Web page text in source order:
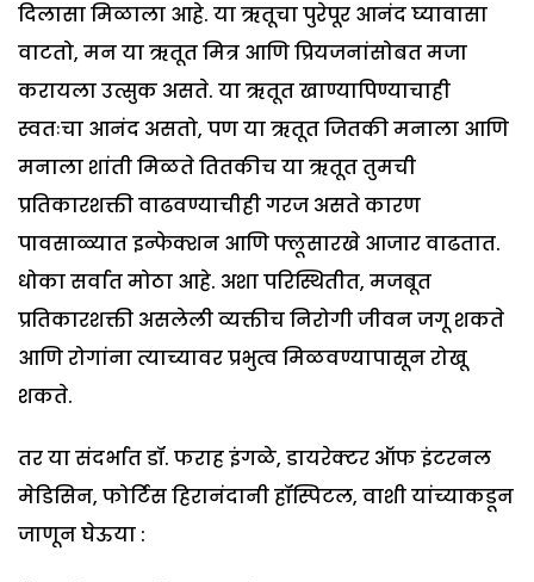
दिलासा मिळाला आहे. या ऋतूचा पुरेपूर आनंद घ्यावासा
वाटतो, मन या ऋतूत मित्र आणि प्रियजनांसोबत मजा
करायला उत्सुक असते. या ऋतूत खाण्यापिण्याचाही
स्वतःचा आनंद असतो, पण या ऋतूत जितकी मनाला आणि
मनाला शांती मिळते तितकीच या ऋतूत तुमची
प्रतिकारशक्ती वाढवण्याचीही गरज असते कारण
पावसाळ्यात इन्फेक्शन आणि फ्लूसारखे आजार वाढतात.
धोका सर्वात मोठा आहे. अशा परिस्थितीत, मजबूत
प्रतिकारशक्ती असलेली व्यक्तीच निरोगी जीवन जगू शकते
आणि रोगांना त्याच्यावर प्रभुत्व मिळवण्यापासून रोखू
शकते.
तर या संदर्भात डॉ. फराह इंगळे, डायरेक्टर ऑफ इंटरनल
मेडिसिन, फोर्टिस हिरानंदानी हॉस्पिटल, वाशी यांच्याकडून
जाणून घेऊया :